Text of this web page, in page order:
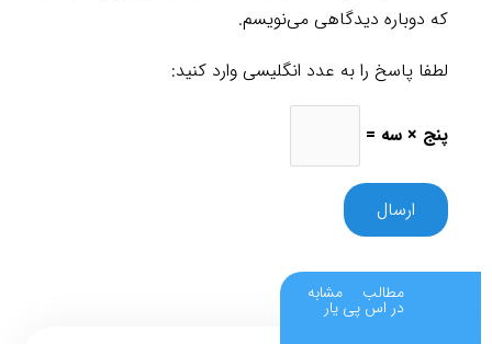
قطع و وصل شدن تصویر تلویزیون ال جی تعمیر خشک کن
سعادت آبادنمای چوبی) شعبه .
اطلاعات کلی ماشین لباسشویی های بوش : ماشین لباسشویی
بوش در 2 مدل آلمانی و ترکیه ای تولید شده اند.
که دوباره دیدگاهی می‌نویسم.
لطفا پاسخ را به عدد انگلیسی وارد کنید:
پنج × سه =
مطالب مشابه
در اس پی یار